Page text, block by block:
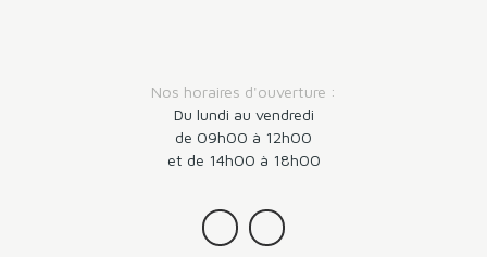
Nos horaires d'ouverture :
Du lundi au vendredi
de 09h00 à 12h00
et de 14h00 à 18h00